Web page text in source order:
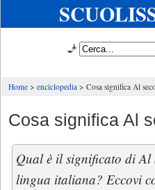
🧞
Home enciclopedia Cosa significa Al
Cosa significa Al
Qual è il significato di Al
lingua italiana? Eccovi